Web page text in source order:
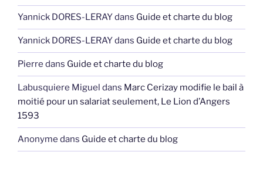
Yannick DORES-LERAYdans Guide et charte du blog
Yannick DORES-LERAYdans Guide et charte du blog
Pierre dans Guide et charte du blog
Labusquiere Miguel dans Marc Cerizay modifie le bail à
moitié pour un salariat seulement, Le Lion d’Angers
1593
Anonyme dans Guide et charte du blog